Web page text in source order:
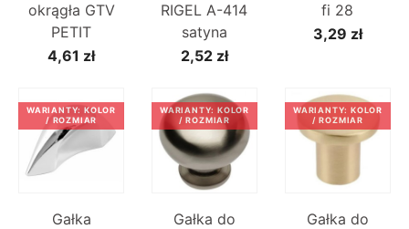
okrągła GTV
PETIT
4,61 zł
RIGEL A-414
satyna
2,52 zł
fi 28
3,29 zł
Gałka
WARIANTY: KOLOR
/ ROZMIAR
Gałka do
WARIANTY: KOLOR
/ ROZMIAR
Gałka do
WARIANTY: KOLOR
/ ROZMIAR